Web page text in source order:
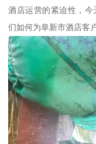
酒店运营的紧迫性，
们如何为阜新市酒店客